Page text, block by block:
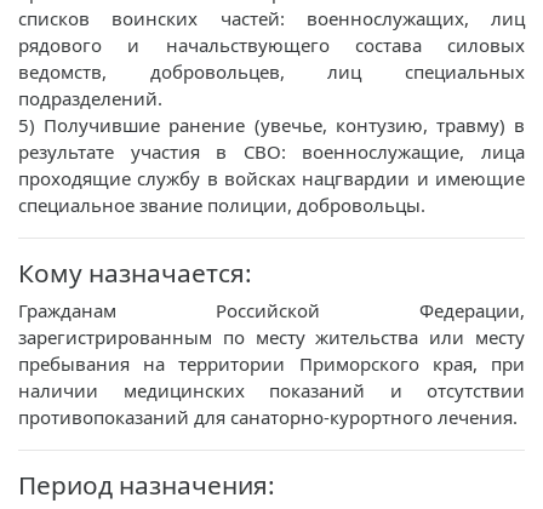
списков воинских частей: военнослужащих, лиц
рядового и начальствующего состава силовых
ведомств, добровольцев, лиц специальных
подразделений.
5) Получившие ранение (увечье, контузию, травму) в
результате участия в СВО: военнослужащие, лица
проходящие службу в войсках нацгвардии и имеющие
специальное звание полиции, добровольцы.
Кому назначается:
Гражданам Российской Федерации,
зарегистрированным по месту жительства или месту
пребывания на территории Приморского края, при
наличии медицинских показаний и отсутствии
противопоказаний для санаторно-курортного лечения.
Период назначения: